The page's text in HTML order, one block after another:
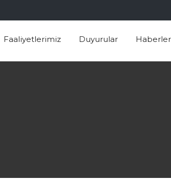
Faaliyetlerimiz Duyurular Haberler